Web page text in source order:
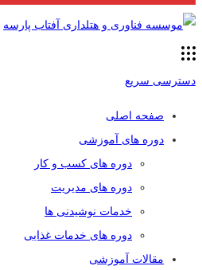
دسترسی سریع
صفحه اصلی
دوره های آموزشی
دوره های کسب و کار
دوره های مدیریت
خدمات نوشیدنی ها
دوره های خدمات غذایی
مقالات آموزشی